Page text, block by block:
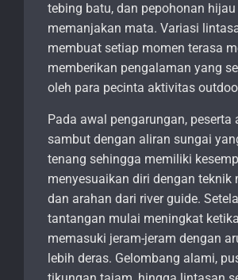
tebing batu, dan pepohonan hijau
memanjakan mata. Variasi
membuat setiap momen terasa
memberikan pengalaman yang
oleh para pecinta aktivitas
Pada awal pengarungan, peserta
sambut dengan aliran sungai
tenang sehingga memiliki
menyesuaikan diri dengan teknik
dan arahan dari river guide.
tantangan mulai meningkat
memasuki jeram-jeram dengan
lebih deras. Gelombang alami,